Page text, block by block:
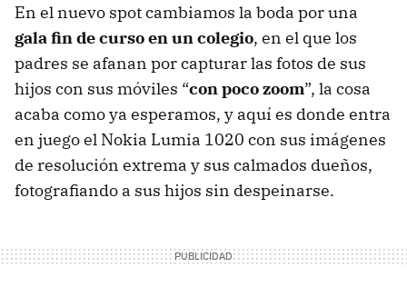
En el nuevo spot cambiamos la boda por una
gala fin de curso en un colegio, en el que los
padres se afanan por capturar las fotos de sus
hijos con sus móviles “con poco zoom”, la cosa
acaba como ya esperamos, y aquí es donde entra
en juego el Nokia Lumia 1020 con sus imágenes
de resolución extrema y sus calmados dueños,
fotografiando a sus hijos sin despeinarse.